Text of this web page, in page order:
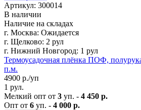
Артикул: 300014
В наличии
Наличие на складах
г. Москва: Ожидается
г. Щелково: 2 рул
г. Нижний Новгород: 1 рул
Термоусадочная плёнка ПОФ,
п.м.
4900 р./уп
1 рул.
Мелкий опт от 3 уп. - 4 450 р.
Опт от 6 уп. - 4 000 р.